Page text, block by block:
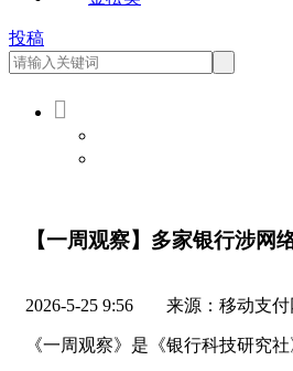
投稿

【一周观察】多家银行涉网
2026-5-25 9:56 来源：移动支付
《一周观察》是《银行科技研究